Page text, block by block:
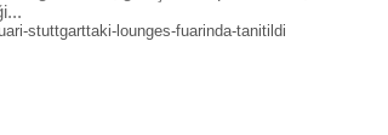
stuttgarttaki-lounges-fuarinda-tanitildi